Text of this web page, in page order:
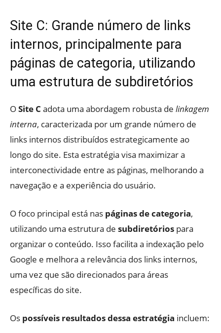
Site C: Grande número de links
internos, principalmente para
páginas de categoria, utilizando
uma estrutura de subdiretórios
OSite C adota uma abordagem robusta de linkagem
interna, caracterizada por um grande número de
links internos distribuídos estrategicamente ao
longo do site. Esta estratégia visa maximizar a
interconectividade entre as páginas, melhorando a
navegação e a experiência do usuário.
O foco principal está nas páginas de categoria,
utilizando uma estrutura de subdiretórios para
organizar o conteúdo. Isso facilita a indexação pelo
Google e melhora a relevância dos links internos,
uma vez que são direcionados para áreas
específicas do site.
Os possíveis resultados dessa estratégia incluem: